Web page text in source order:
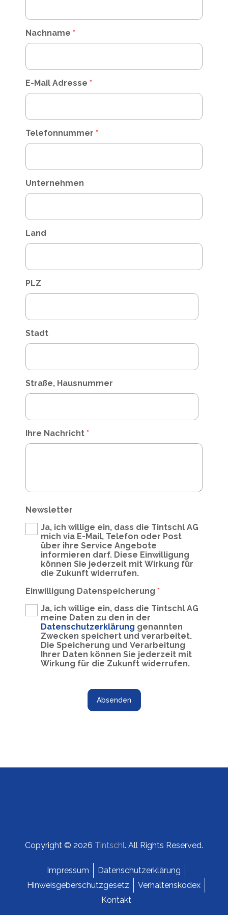
Nachname *
E-Mail Adresse *
Telefonnummer *
Unternehmen
Land
PLZ
Stadt
Straße, Hausnummer
Ihre Nachricht *
Newsletter
Ja, ich willige ein, dass die Tintschl AG
mich via E-Mail, Telefon oder Post
über ihre Service Angebote
informieren darf. Diese Einwilligung
können Sie jederzeit mit Wirkung für
die Zukunft widerrufen.
Einwilligung Datenspeicherung *
Ja, ich willige ein, dass die Tintschl AG
meine Daten zu den in der
Datenschutzerklärung genannten
Zwecken speichert und verarbeitet.
Die Speicherung und Verarbeitung
Ihrer Daten können Sie jederzeit mit
Wirkung für die Zukunft widerrufen.
Copyright © 2026 Tintschl. All Rights Reserved.
Impressum
Datenschutzerklärung
Hinweisgeberschutzgesetz
Verhaltenskodex
Kontakt